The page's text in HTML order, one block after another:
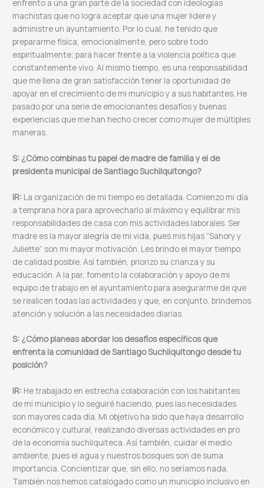
enfrento a una gran parte de la sociedad con ideologías
machistas que no logra aceptar que una mujer lidere y
administre un ayuntamiento. Por lo cual, he tenido que
prepararme física, emocionalmente, pero sobre todo
espiritualmente; para hacer frente a la violencia política que
constantemente vivo. Al mismo tiempo, es una responsabilidad
que me llena de gran satisfacción tener la oportunidad de
apoyar en el crecimiento de mi municipio y a sus habitantes. He
pasado por una serie de emocionantes desafíos y buenas
experiencias que me han hecho crecer como mujer de múltiples
maneras.
S: ¿Cómo combinas tu papel de madre de familia y el de
presidenta municipal de Santiago Suchilquitongo?
IR: La organización de mi tiempo es detallada. Comienzo mi día
a temprana hora para aprovecharlo al máximo y equilibrar mis
responsabilidades de casa con mis actividades laborales. Ser
madre es la mayor alegría de mi vida, pues mis hijas “Sahory y
Juliette” son mi mayor motivación. Les brindo el mayor tiempo
de calidad posible. Así también, priorizo su crianza y su
educación. A la par, fomento la colaboración y apoyo de mi
equipo de trabajo en el ayuntamiento para asegurarme de que
se realicen todas las actividades y que, en conjunto, brindemos
atención y solución a las necesidades diarias.
S: ¿Cómo planeas abordar los desafíos específicos que
enfrenta la comunidad de Santiago Suchilquitongo desde tu
posición?
IR: He trabajado en estrecha colaboración con los habitantes
de mi municipio y lo seguiré haciendo, pues las necesidades
son mayores cada día. Mi objetivo ha sido que haya desarrollo
económico y cultural, realizando diversas actividades en pro
de la economía suchilquiteca. Así también, cuidar el medio
ambiente, pues el agua y nuestros bosques son de suma
importancia. Concientizar que, sin ello, no seríamos nada.
También nos hemos catalogado como un municipio inclusivo en